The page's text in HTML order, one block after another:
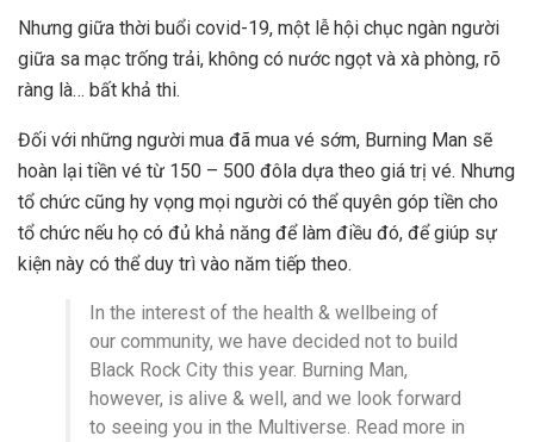
Nhưng giữa thời buổi covid-19, một lễ hội chục ngàn người
giữa sa mạc trống trải, không có nước ngọt và xà phòng, rõ
ràng là… bất khả thi.
Đối với những người mua đã mua vé sớm, Burning Man sẽ
hoàn lại tiền vé từ 150 – 500 đôla dựa theo giá trị vé. Nhưng
tổ chức cũng hy vọng mọi người có thể quyên góp tiền cho
tổ chức nếu họ có đủ khả năng để làm điều đó, để giúp sự
kiện này có thể duy trì vào năm tiếp theo.
In the interest of the health & wellbeing of
our community, we have decided not to build
Black Rock City this year. Burning Man,
however, is alive & well, and we look forward
to seeing you in the Multiverse. Read more in